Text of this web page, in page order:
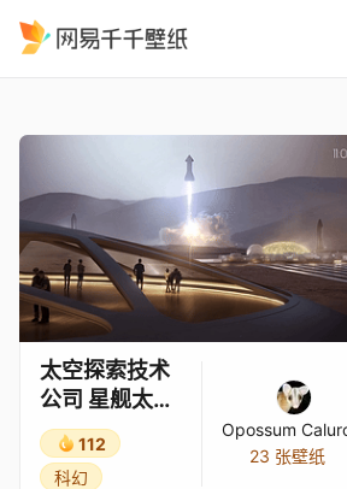
太空探索技术
公司 星舰太空
港 4K
112
科幻
23 张壁纸